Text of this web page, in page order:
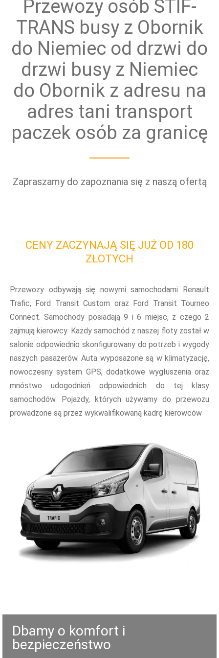
Przewozy osób STIF-
TRANS busy z Obornik
do Niemiec od drzwi do
drzwi busy z Niemiec
do Obornik z adresu na
adres tani transport
paczek osób za granicę
Zapraszamy do zapoznania się z naszą ofertą
CENY ZACZYNAJĄ SIĘ JUŻ OD 180
ZŁOTYCH
Przewozy odbywają się nowymi samochodami Renault
Trafic, Ford Transit Custom oraz Ford Transit Tourneo
Connect. Samochody posiadają 9 i 6 miejsc, z czego 2
zajmują kierowcy. Każdy samochód z naszej floty został w
salonie odpowiednio skonfigurowany do potrzeb i wygody
naszych pasażerów. Auta wyposażone są w klimatyzację,
nowoczesny system GPS, dodatkowe wygłuszenia oraz
mnóstwo udogodnień odpowiednich do tej klasy
samochodów. Pojazdy, których używamy do przewozu
prowadzone są przez wykwalifikowaną kadrę kierowców
Dbamy o komfort i
bezpieczeństwo